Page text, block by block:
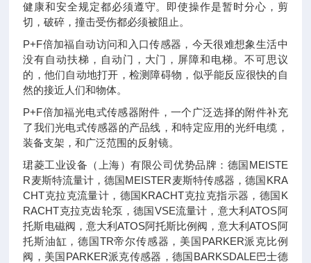
健康和安全规定都必须遵守。即使操作是暂时分心，剪
切，破碎，撞击受伤都必须被阻止。
P+F倍加福自动访问和入口传感器，今天很难想象生活中
没有自动扶梯，自动门，大门，屏障和电梯。不可思议
的，他们自动地打开，检测障碍物，似乎能反应很快的自
然的接近人们和物体。
P+F倍加福光电式传感器附件，一个广泛选择的附件补充
了我们光电式传感器的产品线，和特定应用的光纤电缆，
装备支架，和广泛范围的反射镜。
珺菱工业设备（上海）有限公司优势品牌：德国MEISTE
R麦斯特流量计，德国MEISTER麦斯特传感器，德国KRA
CHT克拉克流量计，德国KRACHT克拉克指示器，德国K
RACHT克拉克齿轮泵，德国VSE流量计，意大利ATOS阿
托斯电磁阀，意大利ATOS阿托斯比例阀，意大利ATOS阿
托斯油缸，德国TR帝尔传感器，美国PARKER派克比例
阀，美国PARKER派克传感器，德国BARKSDALE巴士德